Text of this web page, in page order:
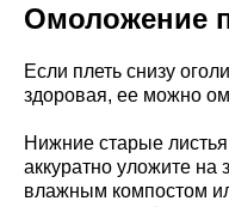
Омоложение
Если плеть снизу
здоровая, ее можно
Нижние старые листья
аккуратно уложите
влажным компостом